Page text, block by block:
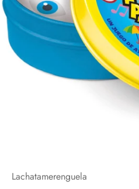
Lachatamerenguela